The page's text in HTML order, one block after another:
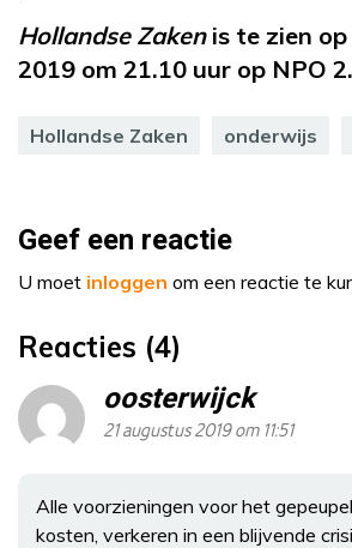
Hollandse Zakenis te zien
2019 om 21.10 uur op NPO 2.
Hollandse Zaken onderwijs
Geef een reactie
U moet inloggen om een reactie te
Reacties (4)
oosterwijck
21 augustus 2019 om 11:51
Alle voorzieningen voor het
kosten, verkeren in een blijvende